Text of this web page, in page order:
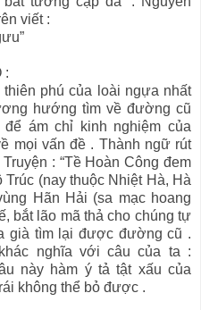
viết :
:
phú của loài ngựa nhất
hướng tìm về đường cũ
ám chỉ kinh nghiệm của
mọi vấn đề . Thành ngữ rút
: “Tề Hoàn Công đem
(nay thuộc Nhiệt Hà, Hà
Hãn Hải (sa mạc hoang
bắt lão mã thả cho chúng tự
già tìm lại được đường cũ .
nghĩa với câu của ta :
này hàm ý tả tật xấu của
không thể bỏ được .